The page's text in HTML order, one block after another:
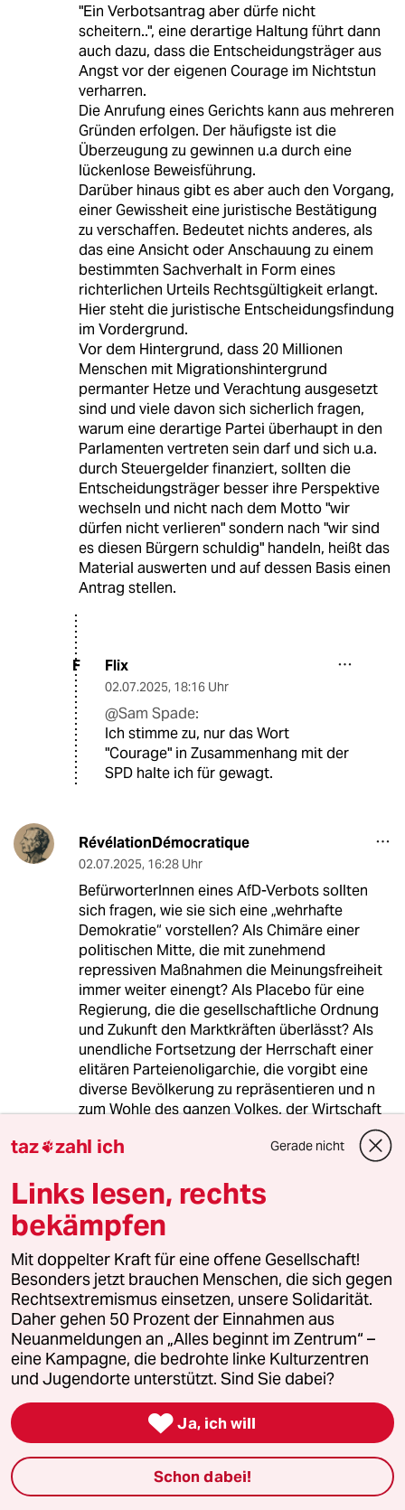
"Ein Verbotsantrag aber dürfe nicht
scheitern..", eine derartige Haltung führt dann
auch dazu, dass die Entscheidungsträger aus
Angst vor der eigenen Courage im Nichtstun
verharren.
Die Anrufung eines Gerichts kann aus mehreren
Gründen erfolgen. Der häufigste ist die
Überzeugung zu gewinnen u.a durch eine
lückenlose Beweisführung.
Darüber hinaus gibt es aber auch den Vorgang,
einer Gewissheit eine juristische Bestätigung
zu verschaffen. Bedeutet nichts anderes, als
das eine Ansicht oder Anschauung zu einem
bestimmten Sachverhalt in Form eines
richterlichen Urteils Rechtsgültigkeit erlangt.
Hier steht die juristische Entscheidungsfindung
im Vordergrund.
Vor dem Hintergrund, dass 20 Millionen
Menschen mit Migrationshintergrund
permanter Hetze und Verachtung ausgesetzt
sind und viele davon sich sicherlich fragen,
warum eine derartige Partei überhaupt in den
Parlamenten vertreten sein darf und sich u.a.
durch Steuergelder finanziert, sollten die
Entscheidungsträger besser ihre Perspektive
wechseln und nicht nach dem Motto "wir
dürfen nicht verlieren" sondern nach "wir sind
es diesen Bürgern schuldig" handeln, heißt das
Material auswerten und auf dessen Basis einen
Antrag stellen.
F Flix
02.07.2025, 18:16 Uhr
@Sam Spade:
Ich stimme zu, nur das Wort
"Courage" in Zusammenhang mit der
SPD halte ich für gewagt.
RévélationDémocratique
02.07.2025, 16:28 Uhr
BefürworterInnen eines AfD-Verbots sollten
sich fragen, wie sie sich eine „wehrhafte
Demokratie“ vorstellen? Als Chimäre einer
politischen Mitte, die mit zunehmend
repressiven Maßnahmen die Meinungsfreiheit
immer weiter einengt? Als Placebo für eine
Regierung, die die gesellschaftliche Ordnung
und Zukunft den Marktkräften überlässt? Als
unendliche Fortsetzung der Herrschaft einer
elitären Parteienoligarchie, die vorgibt eine
diverse Bevölkerung zu repräsentieren und n
zum Wohle des ganzen Volkes, der Wirtschaft
machen? Als toxische Mischung aus
Nationalismus?
Vielleicht mal mehr Demokratie wagen, statt
durch Ausschluss und Nivellierung immer nur
auf Stabilität zu setzen? Mehr Demokratie in
Politik, Wirtschaft und Gesellschaft würde (i)
mit Reformen und (ii) mit dem Risiko von
Veränderungen einhergehen. Letztere sind
unvermeidlich, sie kommen so oder so; wir
könnten sie aber auch als demokratischere
Gesellschaft mitgestalten.
7G 751586 (Profil gelöscht)
@RévélationDémocratique:
taz zahl ich Gerade nicht
Links lesen, rechts
bekämpfen
Mit doppelter Kraft für eine offene Gesellschaft!
Besonders jetzt brauchen Menschen, die sich gegen
Rechtsextremismus einsetzen, unsere Solidarität.
Daher gehen 50 Prozent der Einnahmen aus
Neuanmeldungen an „Alles beginnt im Zentrum“ –
eine Kampagne, die bedrohte linke Kulturzentren
und Jugendorte unterstützt. Sind Sie dabei?
 Ja, ich will
Schon dabei!